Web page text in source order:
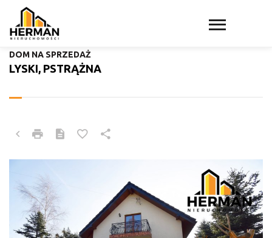
LYSKI, PSTRĄŻNA
DOM NA SPRZEDAŻ